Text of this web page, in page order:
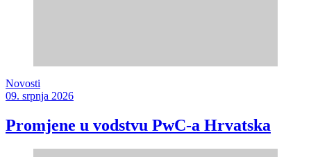
Novosti
09. srpnja 2026
Promjene u vodstvu PwC-a Hrvatska